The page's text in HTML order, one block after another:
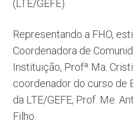
(LTE/GEFE).
Representando a FHO,
Coordenadora de
Instituição, Profª Ma.
coordenador do curso de
da LTE/GEFE, Prof. Me.
Filho.